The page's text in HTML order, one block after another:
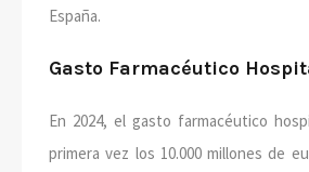
España.
Gasto Farmacéutico
En 2024, el gasto farmacéutico
primera vez los 10.000 millones de